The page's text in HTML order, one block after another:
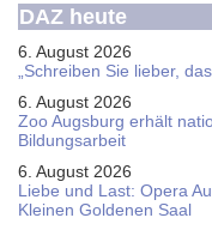
DAZ heute
6. August 2026
„Schreiben Sie lieber,
6. August 2026
Zoo Augsburg erhält
Bildungsarbeit
6. August 2026
Liebe und Last: Opera
Kleinen Goldenen Saal